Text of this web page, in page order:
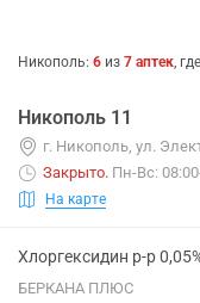
Никополь: 6 из 7 аптек,
Никополь 11
г. Никополь, ул.
Закрыто. Пн-Вс:
На карте
Хлоргексидин р-р
БЕРКАНА ПЛЮС